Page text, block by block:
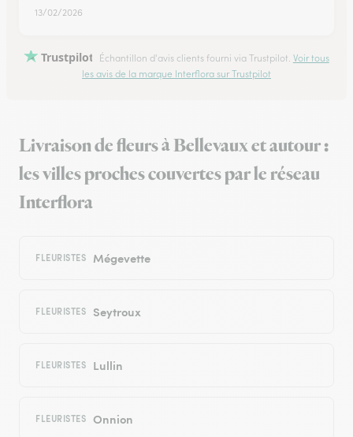
13/02/2026
Trustpilot Échantillon d'avis clients fourni via Trustpilot. Voir tous
les avis de la marque Interflora sur Trustpilot
Livraison de fleurs à Bellevaux et autour :
les villes proches couvertes par le réseau
Interflora
FLEURISTES Mégevette
FLEURISTES Seytroux
FLEURISTES Lullin
FLEURISTES Onnion